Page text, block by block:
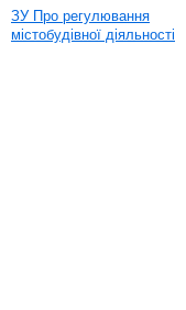
ЗУ Про регулювання
містобудівної діяльності